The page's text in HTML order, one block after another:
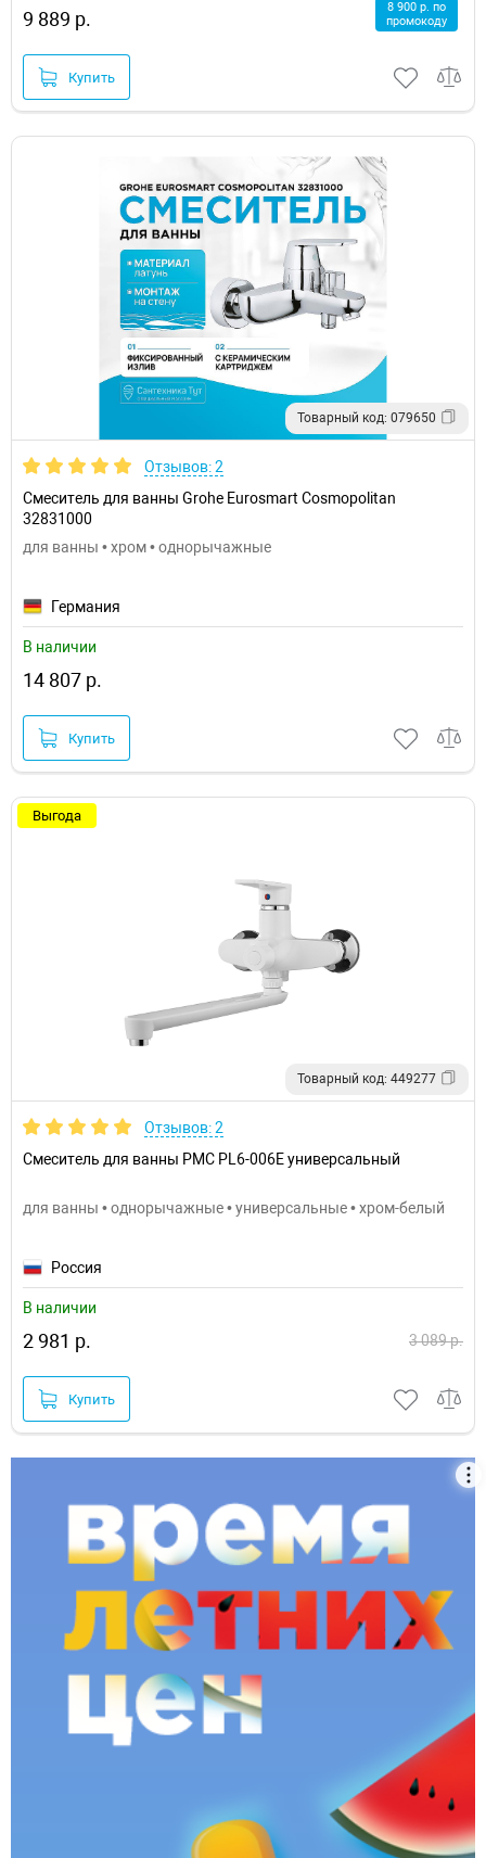
9 889 р.
8 900 р. по
промокоду
Купить
Товарный код: 079650
Отзывов: 2
Смеситель для ванны Grohe Eurosmart Cosmopolitan
32831000
для ванны • хром • однорычажные
Германия
В наличии
14 807 р.
Купить
Выгода
Товарный код: 449277
Отзывов: 2
Смеситель для ванны РМС PL6-006E универсальный
для ванны • однорычажные • универсальные • хром-белый
Россия
В наличии
2 981 р. 3 089 р.
Купить